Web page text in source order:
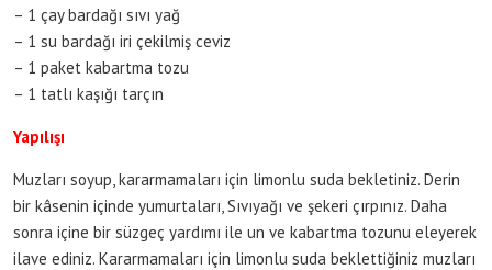
– 1 çay bardağı sıvı yağ
– 1 su bardağı iri çekilmiş ceviz
– 1 paket kabartma tozu
– 1 tatlı kaşığı tarçın
Yapılışı
Muzları soyup, kararmamaları için limonlu suda bekletiniz. Derin
bir kâsenin içinde yumurtaları, Sıvıyağı ve şekeri çırpınız. Daha
sonra içine bir süzgeç yardımı ile un ve kabartma tozunu eleyerek
ilave ediniz. Kararmamaları için limonlu suda beklettiğiniz muzları